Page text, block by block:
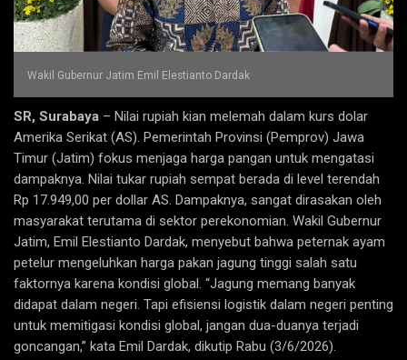
Wakil Gubernur Jatim Emil Elestianto Dardak
SR, Surabaya – Nilai rupiah kian melemah dalam kurs dolar
Amerika Serikat (AS). Pemerintah Provinsi (Pemprov) Jawa
Timur (Jatim) fokus menjaga harga pangan untuk mengatasi
dampaknya. Nilai tukar rupiah sempat berada di level terendah
Rp 17.949,00 per dollar AS. Dampaknya, sangat dirasakan oleh
masyarakat terutama di sektor perekonomian. Wakil Gubernur
Jatim, Emil Elestianto Dardak, menyebut bahwa peternak ayam
petelur mengeluhkan harga pakan jagung tinggi salah satu
faktornya karena kondisi global. “Jagung memang banyak
didapat dalam negeri. Tapi efisiensi logistik dalam negeri penting
untuk memitigasi kondisi global, jangan dua-duanya terjadi
goncangan,” kata Emil Dardak, dikutip Rabu (3/6/2026).